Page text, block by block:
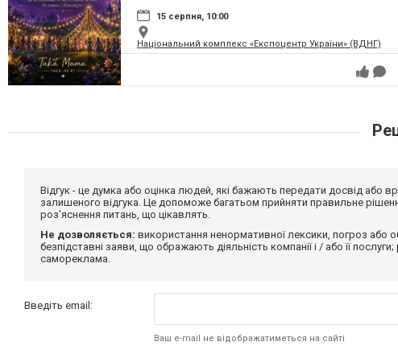
15 серпня, 10:00
Національний комплекс «Експоцентр України» (ВДНГ)
Відгук - це думка або оцінка людей, які бажають передати досвід
залишеного відгука. Це допоможе багатьом прийняти правильне
роз'яснення питань, що цікавлять.
Не дозволяється: використання ненормативної лексики, погроз або
безпідставні заяви, що ображають діяльність компанії і / або її
самореклама.
Введіть email:
Ваш e-mail не відображатиметься на сайті